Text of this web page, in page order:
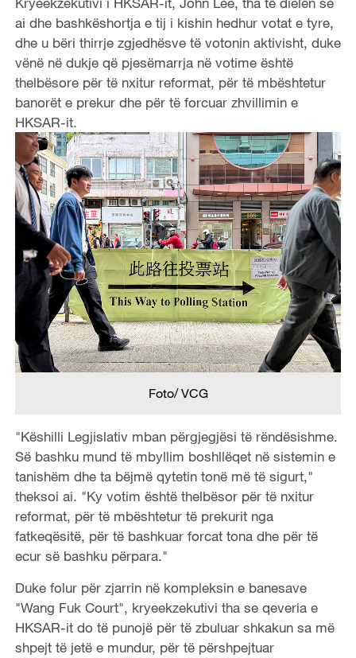
ai dhe bashkëshortja e tij i kishin hedhur votat e tyre,
dhe u bëri thirrje zgjedhësve të votonin aktivisht, duke
vënë në dukje që pjesëmarrja në votime është
thelbësore për të nxitur reformat, për të mbështetur
banorët e prekur dhe për të forcuar zhvillimin e
HKSAR-it.
Foto/ VCG
"Këshilli Legjislativ mban përgjegjësi të rëndësishme.
Së bashku mund të mbyllim boshllëqet në sistemin e
tanishëm dhe ta bëjmë qytetin tonë më të sigurt,"
theksoi ai. "Ky votim është thelbësor për të nxitur
reformat, për të mbështetur të prekurit nga
fatkeqësitë, për të bashkuar forcat tona dhe për të
ecur së bashku përpara."
Duke folur për zjarrin në kompleksin e banesave
"Wang Fuk Court", kryeekzekutivi tha se qeveria e
HKSAR-it do të punojë për të zbuluar shkakun sa më
shpejt të jetë e mundur, për të përshpejtuar